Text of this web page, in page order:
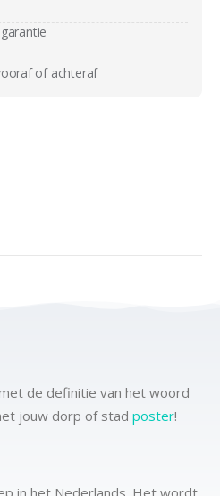
of achteraf
de definitie van het woord
jouw dorp of stad poster!